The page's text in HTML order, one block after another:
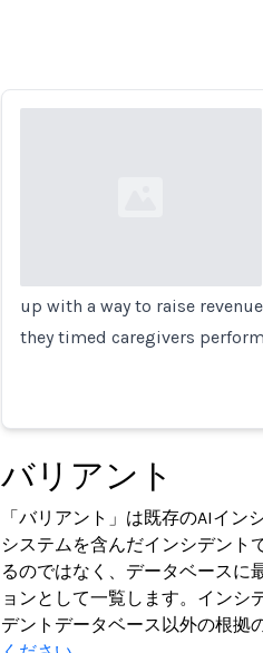
up with a way to raise
they timed caregivers
バリアント
「バリアント」は既存のAIイ
システムを含んだインシデント
るのではなく、データベースに
ョンとして一覧します。インシ
デントデータベース以外の根拠